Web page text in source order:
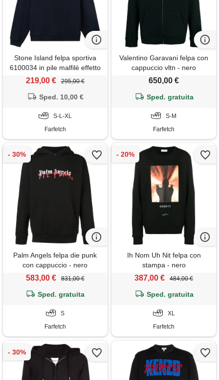
Stone Island felpa sportiva
6100034 in pile malfilé effetto
vissuto - blu
219,00 € 295,00 €
Sped. 10,00 €
S-L-XL
Farfetch
Valentino Garavani felpa con
cappuccio vltn - nero
650,00 €
Sped. gratuita
S-M
Farfetch
Palm Angels felpa die punk
con cappuccio - nero
583,00 € 831,00 €
Sped. gratuita
S
Farfetch
Ih Nom Uh Nit felpa con
stampa - nero
387,00 € 484,00 €
Sped. gratuita
XL
Farfetch